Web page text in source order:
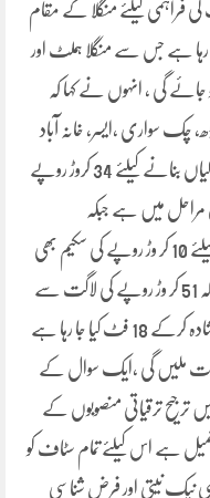
فراہمی کیلئے منگلا کے مقام
سے 93 میٹرپل بنایاجا رہا ہے جس سے منگلا ہملٹ اور
جائے گی ، انہوں نے کہا کہ
چک سواری ،ایسر، خانہ آباد
میں تجاوزات مسمارگی سے متاثرہ ہارڈ شولڈر اورنالیاں بنانے کیلئے 34 کروڑ روپے
مراحل میں ہے جبکہ
شدیدبارشوں سے بہنے والی سڑکات کی تعمیر نو کیلئے 10 کر وڑ روپے کی سکیم بھی
منظوری کے مراحل میں ہے، انہوں نے کہا کہ 51 کر وڑ روپے کی لاگت سے
ساڑھے سولہ کلو میٹرپیر گلی روڈکو 12 فٹ سے کشادہ کرکے 18 فٹ کیا جا رہا ہے
ملیں گی ،ایک سوال کے
ترجیح ترقیاتی منصوبوں کے
ہے اس کیلئے تمام سٹاف کو
نیک نیتی اور فرض شناسی